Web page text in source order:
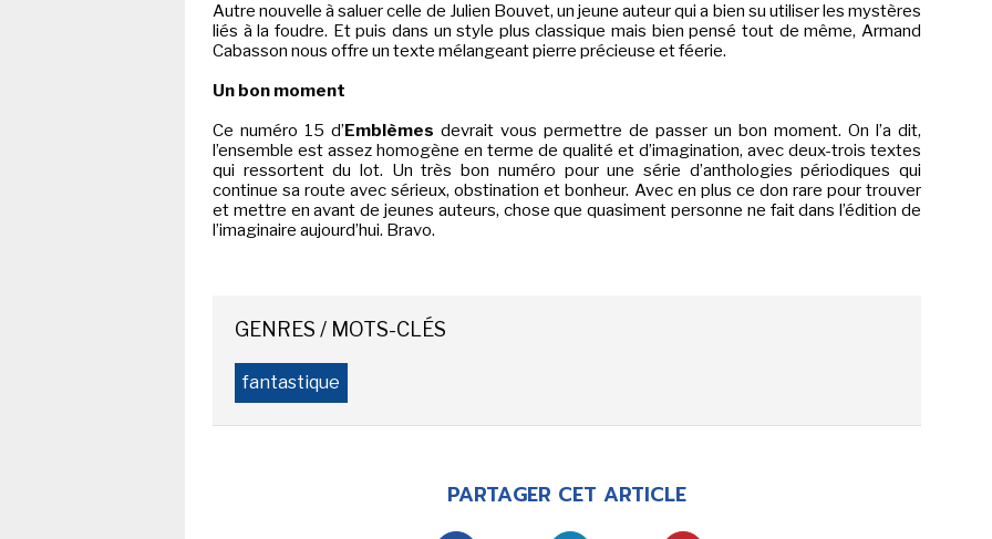
NEWSLETTER
En indiquant votre adresse mail ci-dessus, vous consentez à
recevoir des mails de la part d'Actusf. Vous pouvez vous
désinscrire à tout moment à travers les liens de
désinscription.
Autre nouvelle à saluer celle de Julien Bouvet, un jeune auteur qui a bien su utiliser les mystères
liés à la foudre. Et puis dans un style plus classique mais bien pensé tout de même, Armand
Cabasson nous offre un texte mélangeant pierre précieuse et féerie.
Un bon moment
Ce numéro 15 d’Emblèmes devrait vous permettre de passer un bon moment. On l’a dit,
l’ensemble est assez homogène en terme de qualité et d’imagination, avec deux-trois textes
qui ressortent du lot. Un très bon numéro pour une série d’anthologies périodiques qui
continue sa route avec sérieux, obstination et bonheur. Avec en plus ce don rare pour trouver
et mettre en avant de jeunes auteurs, chose que quasiment personne ne fait dans l’édition de
l’imaginaire aujourd’hui. Bravo.
GENRES / MOTS-CLÉS
fantastique
PARTAGER CET ARTICLE